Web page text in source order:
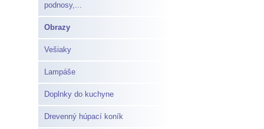
podnosy,...
Obrazy
Vešiaky
Lampáše
Doplnky do kuchyne
Drevenný húpací koník